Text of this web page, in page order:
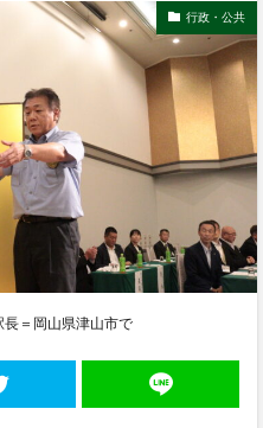
行政・公共
＝岡山県津山市で